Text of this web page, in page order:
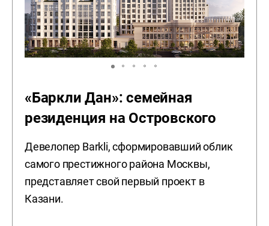
«Баркли Дан»: семейная
резиденция на Островского
Девелопер Barkli, сформировавший облик
самого престижного района Москвы,
представляет свой первый проект в
Казани.